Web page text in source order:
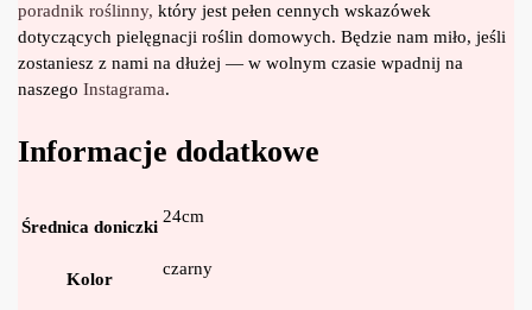
poradnik roślinny, który jest pełen cennych wskazówek
dotyczących pielęgnacji roślin domowych. Będzie nam miło, jeśli
zostaniesz z nami na dłużej — w wolnym czasie wpadnij na
naszego Instagrama.
Informacje dodatkowe
Średnica doniczki
24cm
Kolor
czarny